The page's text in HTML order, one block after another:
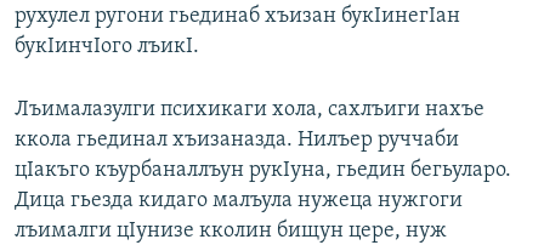
рухулел ругони гьединаб хъизан букIинегIан
букIинчIого лъикI.
Лъималазулги психикаги хола, сахлъиги нахъе
ккола гьединал хъизаназда. Нилъер руччаби
цIакъго къурбаналлъун рукIуна, гьедин бегьуларо.
Дица гьезда кидаго малъула нужеца нужгоги
лъималги цIунизе кколин бищун цере, нуж